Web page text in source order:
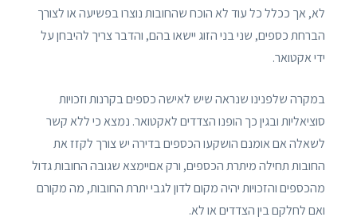
לא, אך ככלל כל עוד לא הוכח שהחובות נוצרו בפשיעה או לצורך
הברחת כספים, שני בני הזוג יישאו בהם, והדבר צריך להיבחן על
ידי אקטואר.
במקרה שלפנינו שנראה שיש לאישה כספים בקרנות וזכויות
סוציאליות ובגין כך הופנו הצדדים לאקטואר. נמצא כי ללא קשר
לשאלה אם אומנם הושקעו הכספים בדירה יש צורך לקזז את
החובות תחילה מיתרת הכספים, ורק אםיימצא שגובה החובות גדול
מהכספים והזכויות יהיה מקום לדון לגבי יתרת החובות, מה מקורם
ואם לחלקם בין הצדדים או לא.